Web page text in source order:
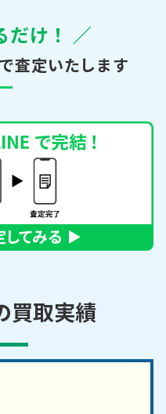
だけ！ ／
査定いたします
買取実績